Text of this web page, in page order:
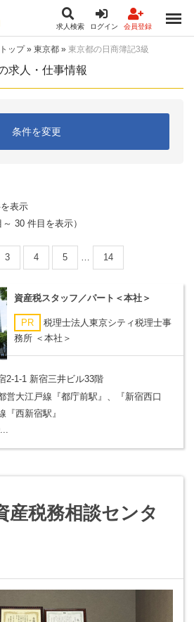
求人検索 ログイン 会員登録
ップ» 東京都 » 東京都の日商簿記3級
求人・仕事情報
条件を変更
表示
30 件目を表示）
3 4 5 … 14
資産税スタッフ／パート＜本社＞
PR
税理士法人東京シティ税理士事
務所 ＜本社＞
2-1-1 新宿三井ビル33階
営大江戸線『都庁前駅』、『新宿西口
『西新宿駅』
産税務相談センタ